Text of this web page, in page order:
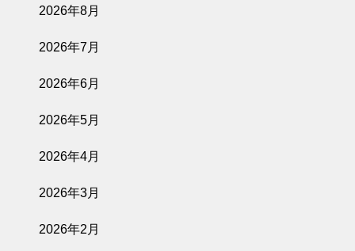
2026年8月
2026年7月
2026年6月
2026年5月
2026年4月
2026年3月
2026年2月